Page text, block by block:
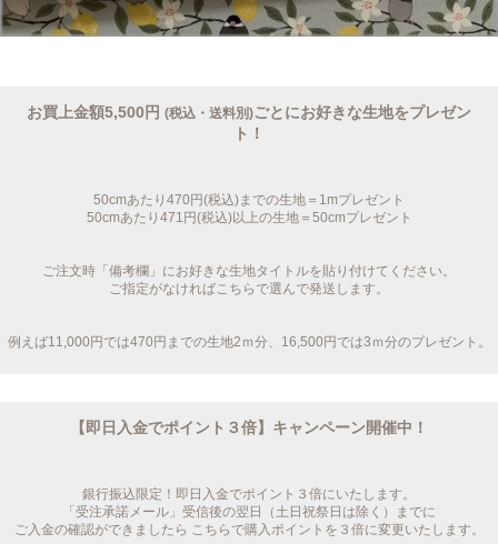
お買上金額5,500円 (税込・送料別)ごとにお好きな生地をプレゼン
ト！
50cmあたり470円(税込)までの生地＝1mプレゼント
50cmあたり471円(税込)以上の生地＝50cmプレゼント
ご注文時「備考欄」にお好きな生地タイトルを貼り付けてください。
ご指定がなければこちらで選んで発送します。
例えば11,000円では470円までの生地2ｍ分、16,500円では3ｍ分のプレゼント。
【即日入金でポイント３倍】キャンペーン開催中！
銀行振込限定！即日入金でポイント３倍にいたします。
「受注承諾メール」受信後の翌日（土日祝祭日は除く）までに
ご入金の確認ができましたら こちらで購入ポイントを３倍に変更いたします。